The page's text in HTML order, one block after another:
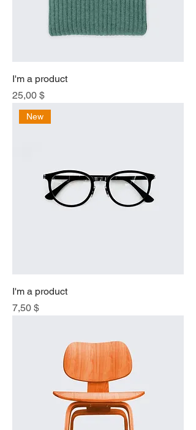
I'm a product
Price
25,00 $
New
I'm a product
Price
7,50 $